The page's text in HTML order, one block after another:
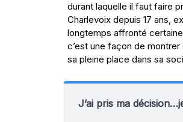
durant laquelle il faut faire
Charlevoix depuis 17 ans,
longtemps affronté
c’est une façon de
sa pleine place dans sa
J’ai pris ma